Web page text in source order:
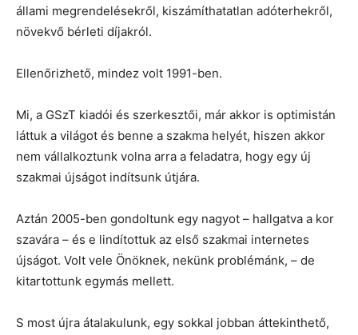
állami megrendelésekről, kiszámíthatatlan adóterhekről,
növekvő bérleti díjakról.
Ellenőrizhető, mindez volt 1991-ben.
Mi, a GSzT kiadói és szerkesztői, már akkor is optimistán
láttuk a világot és benne a szakma helyét, hiszen akkor
nem vállalkoztunk volna arra a feladatra, hogy egy új
szakmai újságot indítsunk útjára.
Aztán 2005-ben gondoltunk egy nagyot – hallgatva a kor
szavára – és e lindítottuk az első szakmai internetes
újságot. Volt vele Önöknek, nekünk problémánk, – de
kitartottunk egymás mellett.
S most újra átalakulunk, egy sokkal jobban áttekinthető,